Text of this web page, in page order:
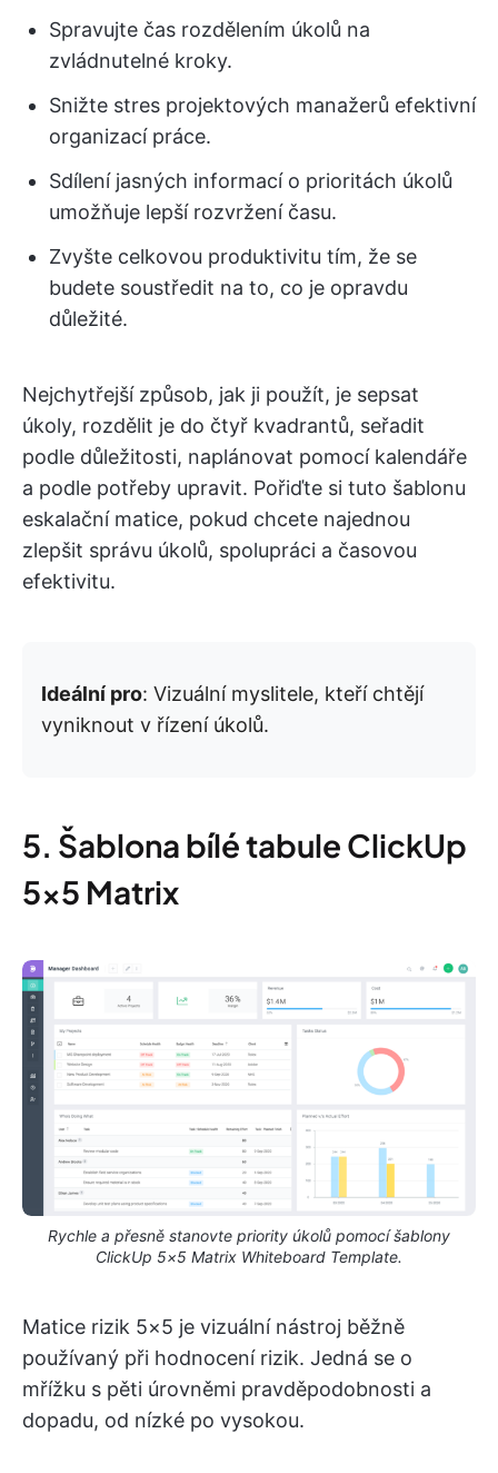
Spravujte čas rozdělením úkolů na
zvládnutelné kroky.
Snižte stres projektových manažerů efektivní
organizací práce.
Sdílení jasných informací o prioritách úkolů
umožňuje lepší rozvržení času.
Zvyšte celkovou produktivitu tím, že se
budete soustředit na to, co je opravdu
důležité.
Nejchytřejší způsob, jak ji použít, je sepsat
úkoly, rozdělit je do čtyř kvadrantů, seřadit
podle důležitosti, naplánovat pomocí kalendáře
a podle potřeby upravit. Pořiďte si tuto šablonu
eskalační matice, pokud chcete najednou
zlepšit správu úkolů, spolupráci a časovou
efektivitu.
Ideální pro: Vizuální myslitele, kteří chtějí
vyniknout v řízení úkolů.
5. Šablona bílé tabule ClickUp
5×5 Matrix
Rychle a přesně stanovte priority úkolů pomocí šablony
ClickUp 5×5 Matrix Whiteboard Template.
Matice rizik 5×5 je vizuální nástroj běžně
používaný při hodnocení rizik. Jedná se o
mřížku s pěti úrovněmi pravděpodobnosti a
dopadu, od nízké po vysokou.